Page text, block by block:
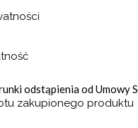
odstąpienia od Umowy
zakupionego produktu